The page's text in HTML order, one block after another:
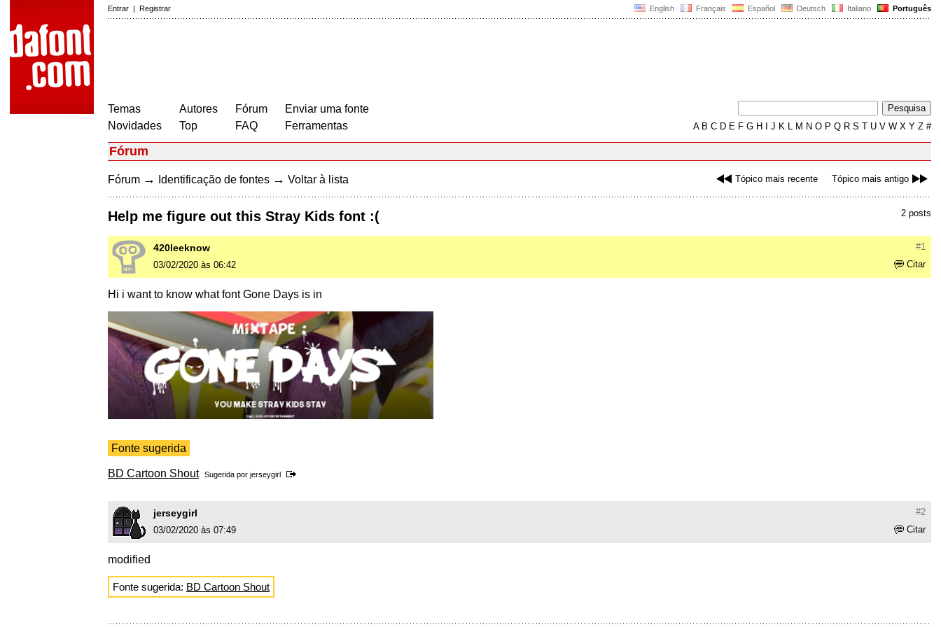
English Français Español Deutsch Italiano Português
Entrar | Registrar
Temas
Novidades
Autores
Top
Fórum
FAQ
Enviar uma fonte
Ferramentas
AB C D E F G H J K L M N O P Q R S T U V W X Y Z #
Fórum
Tópico mais recente Tópico mais antigo
Fórum → Identificação de fontes → Voltar à lista
2 posts
Help me figure out this Stray Kids font :(
#1
420leeknow
Citar
03/02/2020 às 06:42
Hi i want to know what font Gone Days is in
Fonte sugerida
BD Cartoon Shout Sugerida por jerseygirl
#2
jerseygirl
Citar
03/02/2020 às 07:49
modified
Fonte sugerida: BD Cartoon Shout